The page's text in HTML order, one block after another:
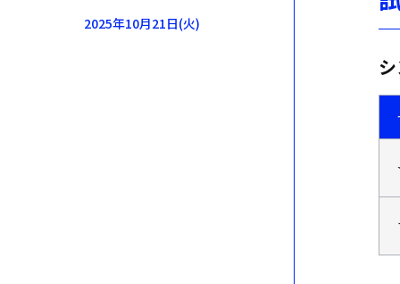
2025年10月21日(火)